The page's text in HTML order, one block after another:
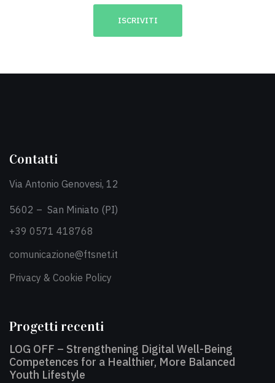
Contatti
Via Antonio Genovesi, 12
5602 – San Miniato (PI)
+39 0571 418768
comunicazione@ftsnet.it
Privacy & Cookie Policy
Progetti recenti
LOG OFF – Strengthening Digital Well-Being
Competences for a Healthier, More Balanced
Youth Lifestyle